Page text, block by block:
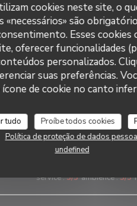
cookies neste site, o
«necessários» são
Esses cookies
oferecer funcionalidades
personalizados.
suas preferências.
de cookie no canto
tudo Proíbe todos cookies
Política de proteção de dados
undefined
service: 5/5 ambience:5/5
décoration magnifique...
moment très agréable et avons
excellente.
service:4/5 ambience:4 /5
service:5/5 ambience:5/5